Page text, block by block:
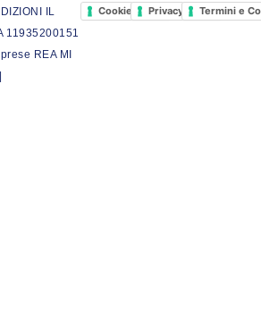
IL
11935200151
REA MI
Cookie PolicyPrivacy PolicyTermini e